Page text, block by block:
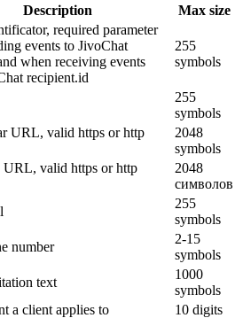
Description Max size
required parameter
events to JivoChat
when receiving events
recipient.id
255
symbols
255
symbols
URL, valid https or http
2048
symbols
URL, valid https or http
2048
символов
255
symbols
number
2-15
symbols
text
1000
symbols
a client applies to
10 digits